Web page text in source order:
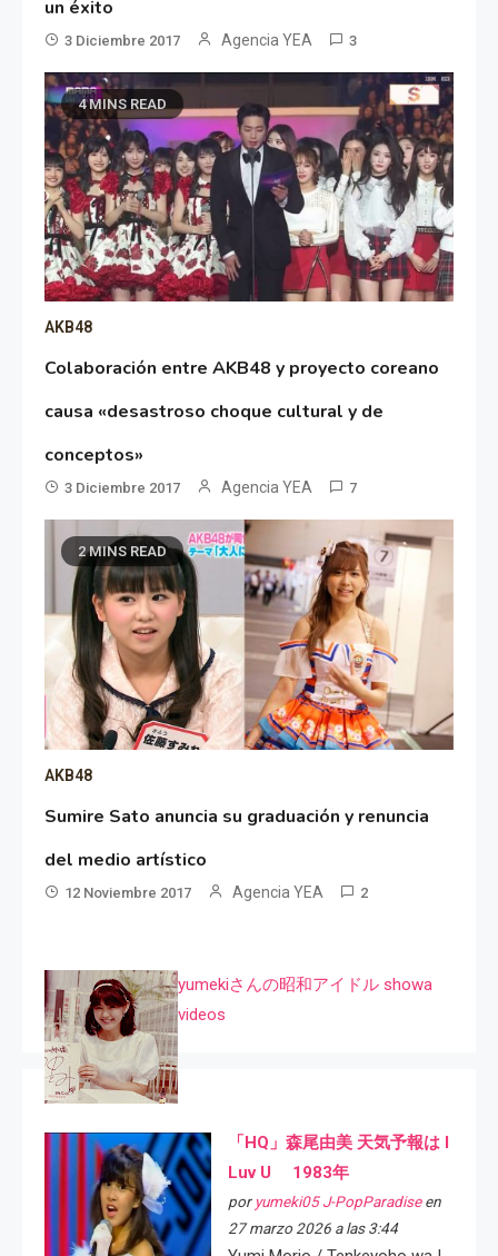
un éxito
3 Diciembre 2017 Agencia YEA 3
4 MINS READ
AKB48
Colaboración entre AKB48 y proyecto coreano
causa «desastroso choque cultural y de
conceptos»
3 Diciembre 2017 Agencia YEA 7
2 MINS READ
AKB48
Sumire Sato anuncia su graduación y renuncia
del medio artístico
12 Noviembre 2017 Agencia YEA 2
yumekiさんの昭和アイドル showa
videos
「HQ」森尾由美 天気予報は I
Luv U 1983年
por yumeki05 J-PopParadiseen
27 marzo 2026 a las 3:44